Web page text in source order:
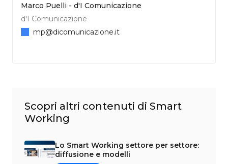
Marco Puelli - d'I Comunicazione
d'I Comunicazione
mp@dicomunicazione.it
Scopri altri contenuti di Smart
Working
Lo Smart Working settore per settore:
diffusione e modelli